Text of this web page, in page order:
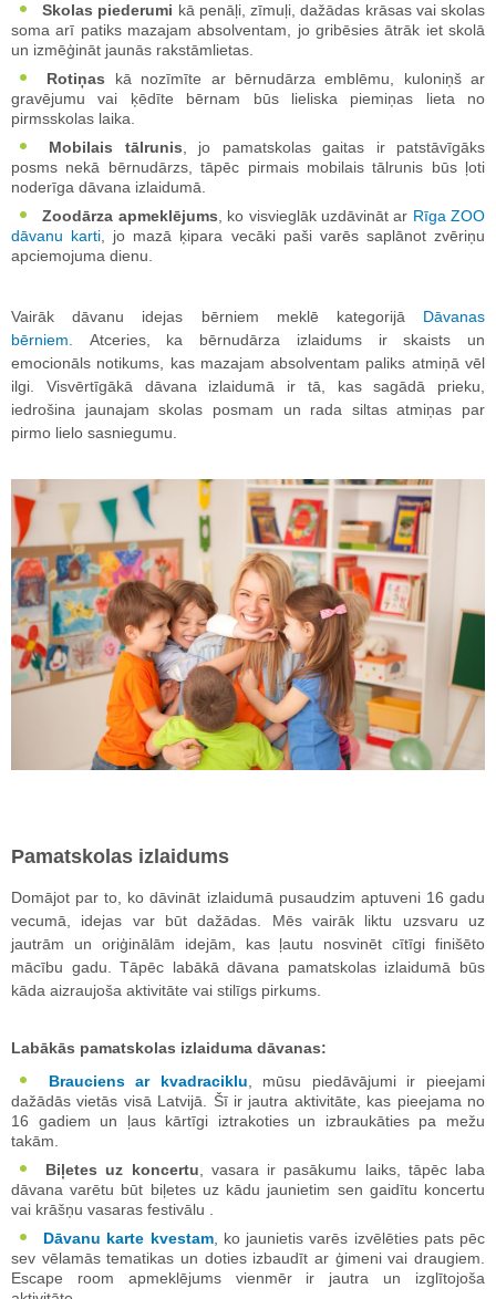
Skolas piederumi kā penāļi, zīmuļi, dažādas krāsas vai skolas
soma arī patiks mazajam absolventam, jo gribēsies ātrāk iet skolā
un izmēģināt jaunās rakstāmlietas.
Rotiņas kā nozīmīte ar bērnudārza emblēmu, kuloniņš ar
gravējumu vai ķēdīte bērnam būs lieliska piemiņas lieta no
pirmsskolas laika.
Mobilais tālrunis, jo pamatskolas gaitas ir patstāvīgāks
posms nekā bērnudārzs, tāpēc pirmais mobilais tālrunis būs ļoti
noderīga dāvana izlaidumā.
Zoodārza apmeklējums, ko visvieglāk uzdāvināt ar Rīga ZOO
dāvanu karti, jo mazā ķipara vecāki paši varēs saplānot zvēriņu
apciemojuma dienu.
Vairāk dāvanu idejas bērniem meklē kategorijā Dāvanas
bērniem. Atceries, ka bērnudārza izlaidums ir skaists un
emocionāls notikums, kas mazajam absolventam paliks atmiņā vēl
ilgi. Visvērtīgākā dāvana izlaidumā ir tā, kas sagādā prieku,
iedrošina jaunajam skolas posmam un rada siltas atmiņas par
pirmo lielo sasniegumu.
Pamatskolas izlaidums
Domājot par to, ko dāvināt izlaidumā pusaudzim aptuveni 16 gadu
vecumā, idejas var būt dažādas. Mēs vairāk liktu uzsvaru uz
jautrām un oriģinālām idejām, kas ļautu nosvinēt cītīgi finišēto
mācību gadu. Tāpēc labākā dāvana pamatskolas izlaidumā būs
kāda aizraujoša aktivitāte vai stilīgs pirkums.
Labākās pamatskolas izlaiduma dāvanas:
Brauciens ar kvadraciklu, mūsu piedāvājumi ir pieejami
dažādās vietās visā Latvijā. Šī ir jautra aktivitāte, kas pieejama no
16 gadiem un ļaus kārtīgi iztrakoties un izbraukāties pa mežu
takām.
Biļetes uz koncertu, vasara ir pasākumu laiks, tāpēc laba
dāvana varētu būt biļetes uz kādu jaunietim sen gaidītu koncertu
vai krāšņu vasaras festivālu .
Dāvanu karte kvestam, ko jaunietis varēs izvēlēties pats pēc
sev vēlamās tematikas un doties izbaudīt ar ģimeni vai draugiem.
Escape room apmeklējums vienmēr ir jautra un izglītojoša